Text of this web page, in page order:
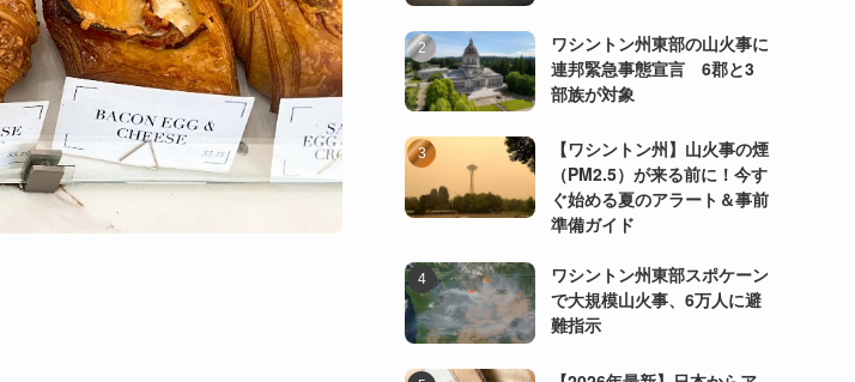
ワシントン州東部の山火事に
連邦緊急事態宣言 6郡と3
部族が対象
【ワシントン州】山火事の煙
（PM2.5）が来る前に！今す
ぐ始める夏のアラート＆事前
準備ガイド
ワシントン州東部スポケーン
で大規模山火事、6万人に避
難指示